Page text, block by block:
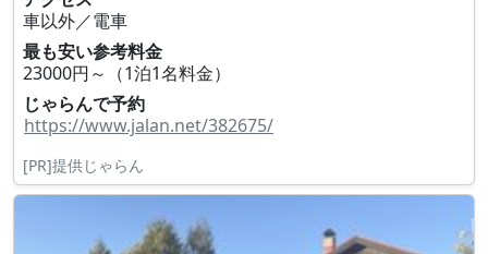
車以外／電車
最も安い参考料金
23000円～（1泊1名料金）
じゃらんで予約
https://www.jalan.net/382675/
[PR]提供じゃらん